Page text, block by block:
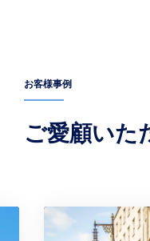
お客様事例
ご愛顧いた